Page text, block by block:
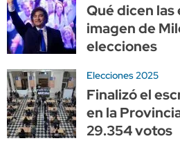
Qué dicen las
imagen de
elecciones
Elecciones 2025
Finalizó el
en la
29.354 votos